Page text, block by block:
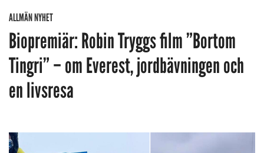
ALLMÄN NYHET
Biopremiär: Robin Tryggs film ”Bortom
Tingri” – om Everest, jordbävningen och
en livsresa